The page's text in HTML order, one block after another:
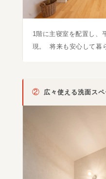
1階に主寝室を配置し、
現。 将来も安心して暮
② 広々使える洗面スペ